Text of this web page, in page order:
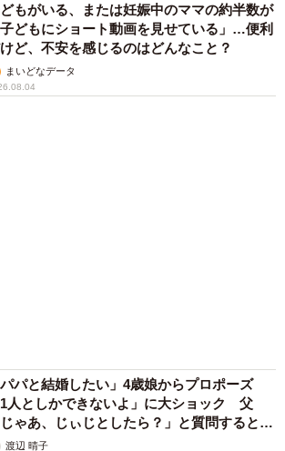
もがいる、または妊娠中のママの約半数が
子どもにショート動画を見せている」…便利
ど、不安を感じるのはどんなこと？
まいどなデータ
パパと結婚したい」4歳娘からプロポーズ
1人としかできないよ」に大ショック 父
じゃあ、じぃじとしたら？」と質問すると…
渡辺 晴子